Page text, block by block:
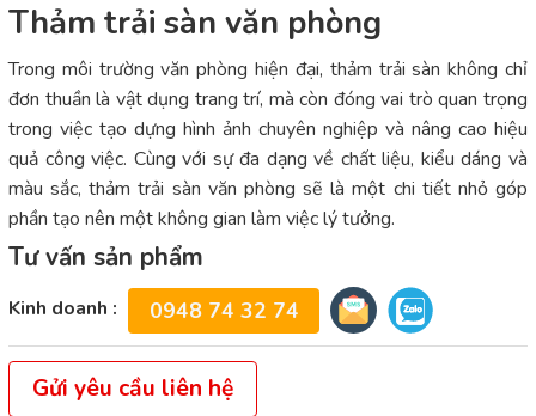
Thảm trải sàn văn phòng
Trong môi trường văn phòng hiện đại, thảm trải sàn không chỉ
đơn thuần là vật dụng trang trí, mà còn đóng vai trò quan trọng
trong việc tạo dựng hình ảnh chuyên nghiệp và nâng cao hiệu
quả công việc. Cùng với sự đa dạng về chất liệu, kiểu dáng và
màu sắc, thảm trải sàn văn phòng sẽ là một chi tiết nhỏ góp
phần tạo nên một không gian làm việc lý tưởng.
Tư vấn sản phẩm
Kinh doanh : 0948 74 32 74
Gửi yêu cầu liên hệ